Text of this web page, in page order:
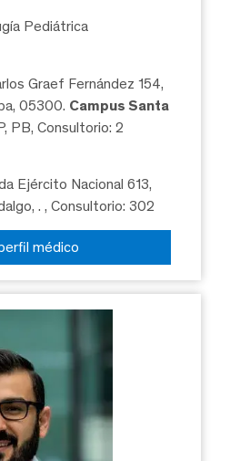
Pediátrica
Graef Fernández 154,
05300. Campus Santa
PB, Consultorio: 2
Ejército Nacional 613,
., Consultorio: 302
médico